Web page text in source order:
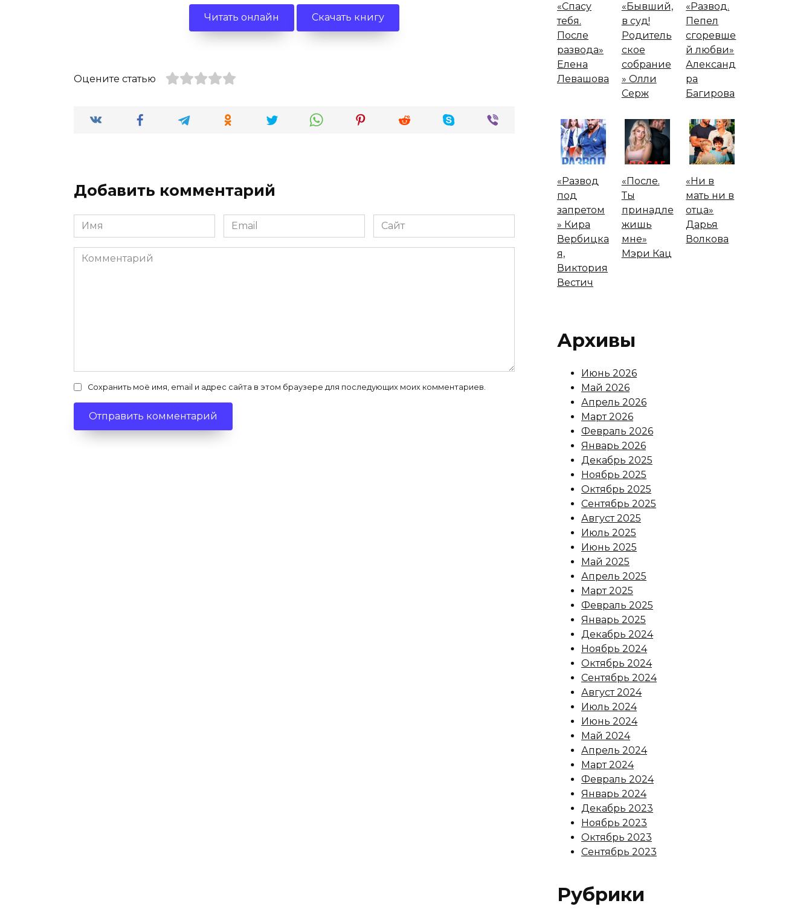
Читать онлайн Скачать книгу
Оцените статью
Добавить комментарий
Имя
*
Email
*
Сайт
Комментарий
Сохранить моё имя, email и адрес сайта в этом браузере для последующих моих комментариев.
«Спасу
тебя.
После
развода»
Елена
Левашова
«Бывший,
в суд!
Родитель
ское
собрание
» Олли
Серж
«Развод.
Пепел
сгоревше
й любви»
Александ
ра
Багирова
«Развод
под
запретом
» Кира
Вербицка
я,
Виктория
Вестич
«После.
Ты
принадле
жишь
мне»
Мэри Кац
«Ни в
мать ни в
отца»
Дарья
Волкова
Архивы
Июнь 2026
Май 2026
Апрель 2026
Март 2026
Февраль 2026
Январь 2026
Декабрь 2025
Ноябрь 2025
Октябрь 2025
Сентябрь 2025
Август 2025
Июль 2025
Июнь 2025
Май 2025
Апрель 2025
Март 2025
Февраль 2025
Январь 2025
Декабрь 2024
Ноябрь 2024
Октябрь 2024
Сентябрь 2024
Август 2024
Июль 2024
Июнь 2024
Май 2024
Апрель 2024
Март 2024
Февраль 2024
Январь 2024
Декабрь 2023
Ноябрь 2023
Октябрь 2023
Сентябрь 2023
Рубрики